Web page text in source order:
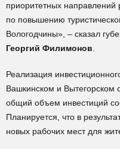
приоритетных направлений
по повышению
Вологодчины», – сказал
Георгий Филимонов
Реализация
Вашкинском и Вытегорском
общий объем инвестиций
Планируется, что в
новых рабочих мест для